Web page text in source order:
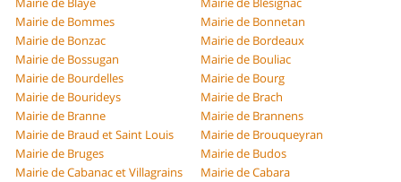
Mairie de Bommes
Mairie de Bonnetan
Mairie de Bonzac
Mairie de Bordeaux
Mairie de Bossugan
Mairie de Bouliac
Mairie de Bourdelles
Mairie de Bourg
Mairie de Bourideys
Mairie de Brach
Mairie de Branne
Mairie de Brannens
Mairie de Braud et Saint Louis
Mairie de Brouqueyran
Mairie de Bruges
Mairie de Budos
Mairie de Cabanac et Villagrains
Mairie de Cabara